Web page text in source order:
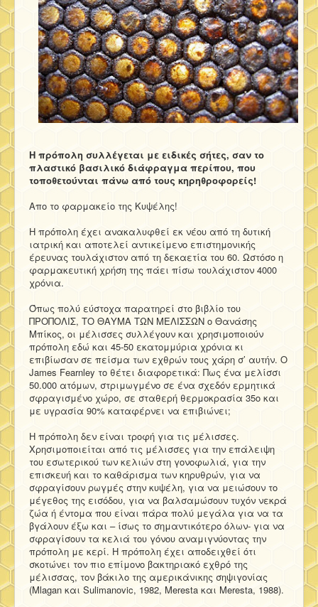
Η πρόπολη συλλέγεται με ειδικές σήτες, σαν το
πλαστικό βασιλικό διάφραγμα περίπου, που
τοποθετούνται πάνω από τους κηρηθροφορείς!
Απο το φαρμακείο της Κυψέλης!
Η πρόπολη έχει ανακαλυφθεί εκ νέου από τη δυτική
ιατρική και αποτελεί αντικείμενο επιστημονικής
έρευνας τουλάχιστον από τη δεκαετία του 60. Ωστόσο η
φαρμακευτική χρήση της πάει πίσω τουλάχιστον 4000
χρόνια.
Όπως πολύ εύστοχα παρατηρεί στο βιβλίο του
ΠΡΟΠΟΛΙΣ, ΤΟ ΘΑΥΜΑ ΤΩΝ ΜΕΛΙΣΣΩΝ ο Θανάσης
Μπίκος, οι μέλισσες συλλέγουν και χρησιμοποιούν
πρόπολη εδώ και 45-50 εκατομμύρια χρόνια κι
επιβίωσαν σε πείσμα των εχθρών τους χάρη σ’ αυτήν. Ο
James Fearnley το θέτει διαφορετικά: Πως ένα μελίσσι
50.000 ατόμων, στριμωγμένο σε ένα σχεδόν ερμητικά
σφραγισμένο χώρο, σε σταθερή θερμοκρασία 35ο και
με υγρασία 90% καταφέρνει να επιβιώνει;
Η πρόπολη δεν είναι τροφή για τις μέλισσες.
Χρησιμοποιείται από τις μέλισσες για την επάλειψη
του εσωτερικού των κελιών στη γονοφωλιά, για την
επισκευή και το καθάρισμα των κηρυθρών, για να
σφραγίσουν ρωγμές στην κυψέλη, για να μειώσουν το
μέγεθος της εισόδου, για να βαλσαμώσουν τυχόν νεκρά
ζώα ή έντομα που είναι πάρα πολύ μεγάλα για να τα
βγάλουν έξω και – ίσως το σημαντικότερο όλων- για να
σφραγίσουν τα κελιά του γόνου αναμιγνύοντας την
πρόπολη με κερί. Η πρόπολη έχει αποδειχθεί ότι
σκοτώνει τον πιο επίμονο βακτηριακό εχθρό της
μέλισσας, τον βάκιλο της αμερικάνικης σηψιγονίας
(Mlagan και Sulimanovic, 1982, Meresta και Meresta, 1988).